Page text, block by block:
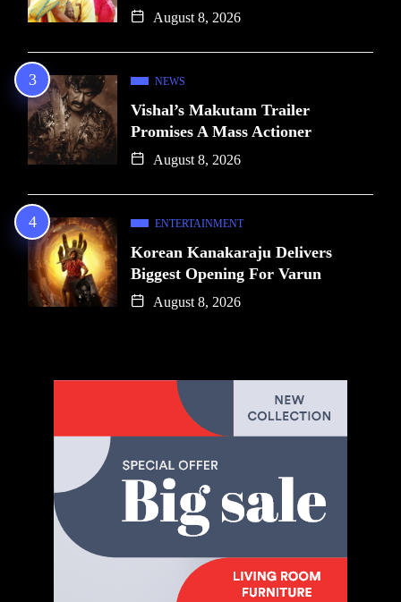
August 8, 2026
NEWS
Vishal’s Makutam Trailer
Promises A Mass Actioner
August 8, 2026
ENTERTAINMENT
Korean Kanakaraju Delivers
Biggest Opening For Varun
August 8, 2026